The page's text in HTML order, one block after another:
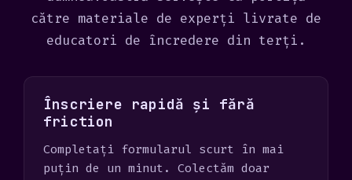
către materiale de experți livrate de
educatori de încredere din terți.
Înscriere rapidă și fără
friction
Completați formularul scurt în mai
puțin de un minut. Colectăm doar